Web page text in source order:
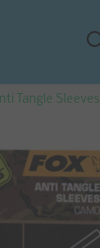
Tangle Sleeves